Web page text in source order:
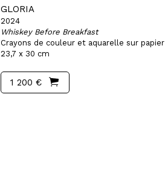
GLORIA
2024
Whiskey Before Breakfast
Crayons de couleur et aquarelle sur papier
23,7 x 30 cm
1 200 €